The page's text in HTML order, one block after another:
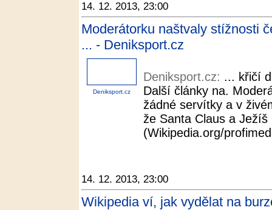
14. 12. 2013, 23:00
Moderátorku naštvaly stížnosti
... - Deniksport.cz
Deniksport.cz
Deniksport.cz: ... křičí
Další články na.
žádné servítky a v
že Santa Claus a Ježíš
(Wikipedia.org/
14. 12. 2013, 23:00
Wikipedia ví, jak vydělat na